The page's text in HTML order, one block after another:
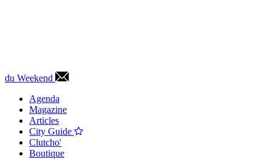
du Weekend
Agenda
Magazine
Articles
City Guide
Clutcho'
Boutique